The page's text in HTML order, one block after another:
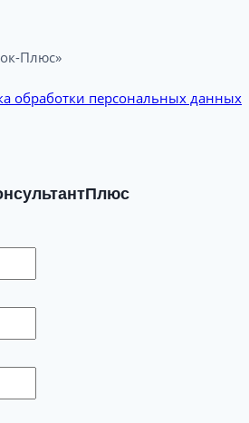
Плюс»
обработки персональных данных